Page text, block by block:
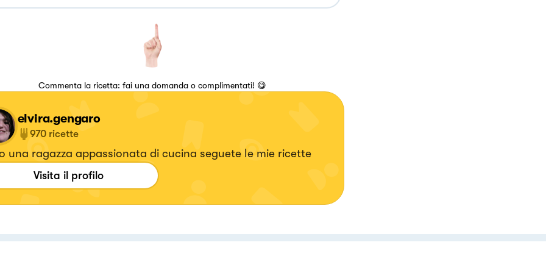
Commenta la ricetta: fai una domanda o complimentati! 😋
elvira.gengaro
970 ricette
una ragazza appassionata di cucina seguete le mie ricette
Visita il profilo